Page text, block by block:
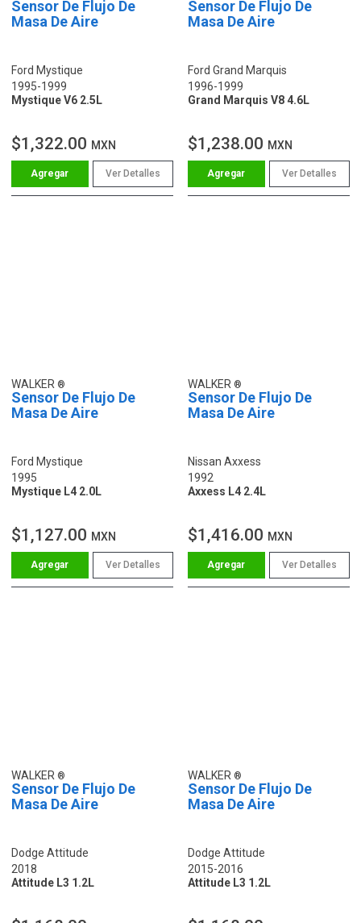
Sensor De Flujo De
Masa De Aire
Ford Mystique
1995-1999
Mystique V6 2.5L
$1,322.00 MXN
Ver Detalles
Sensor De Flujo De
Masa De Aire
Ford Grand Marquis
1996-1999
Grand Marquis V8 4.6L
$1,238.00 MXN
Ver Detalles
WALKER
Sensor De Flujo De
Masa De Aire
Ford Mystique
1995
Mystique L4 2.0L
$1,127.00 MXN
Ver Detalles
WALKER
Sensor De Flujo De
Masa De Aire
Nissan Axxess
1992
Axxess L4 2.4L
$1,416.00 MXN
Ver Detalles
WALKER
Sensor De Flujo De
Masa De Aire
Dodge Attitude
2018
Attitude L3 1.2L
WALKER
Sensor De Flujo De
Masa De Aire
Dodge Attitude
2015-2016
Attitude L3 1.2L